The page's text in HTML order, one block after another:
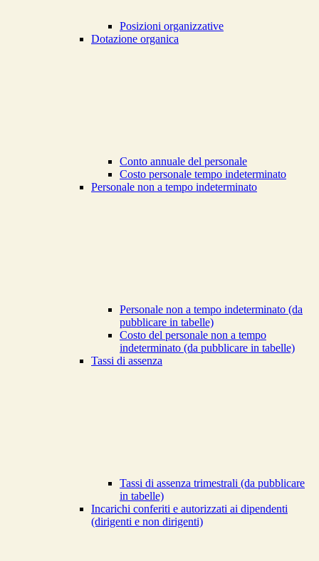
Posizioni organizzative
Dotazione organica
Conto annuale del personale
Costo personale tempo indeterminato
Personale non a tempo indeterminato
Personale non a tempo indeterminato (da
pubblicare in tabelle)
Costo del personale non a tempo
indeterminato (da pubblicare in tabelle)
Tassi di assenza
Tassi di assenza trimestrali (da pubblicare
in tabelle)
Incarichi conferiti e autorizzati ai dipendenti
(dirigenti e non dirigenti)